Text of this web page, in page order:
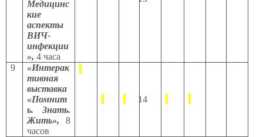
Медицинс
кие
аспекты
ВИЧ-
инфекции
»,4 часа
9
«Интерак
тивная
выставка
«Помнит
ь. Знать.
Жить»,
8
часов
14